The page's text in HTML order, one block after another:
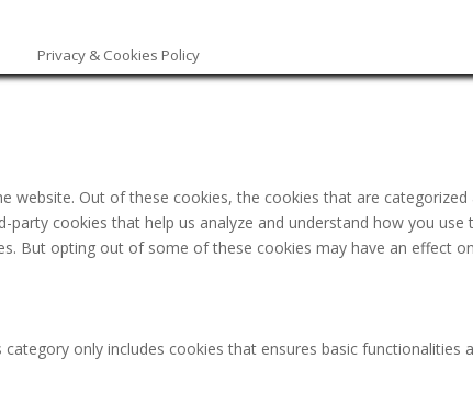
Privacy & Cookies Policy
Out of these cookies, the cookies that are
cookies that help us analyze and understand how you
But opting out of some of these cookies may have an effect
only includes cookies that ensures basic functionalities